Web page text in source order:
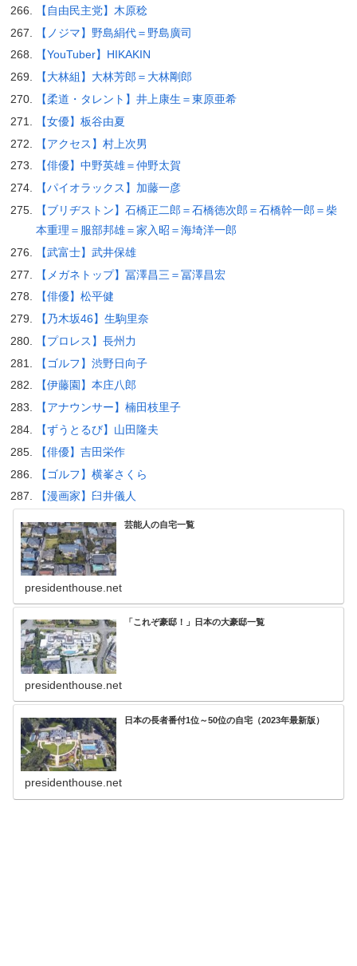
【自由民主党】木原稔
【ノジマ】野島絹代＝野島廣司
【YouTuber】HIKAKIN
【大林組】大林芳郎＝大林剛郎
【柔道・タレント】井上康生＝東原亜希
【女優】板谷由夏
【アクセス】村上次男
【俳優】中野英雄＝仲野太賀
【パイオラックス】加藤一彦
【ブリヂストン】石橋正二郎＝石橋徳次郎＝石橋幹一郎＝柴
本重理＝服部邦雄＝家入昭＝海埼洋一郎
【武富士】武井保雄
【メガネトップ】冨澤昌三＝冨澤昌宏
【俳優】松平健
【乃木坂46】生駒里奈
【プロレス】長州力
【ゴルフ】渋野日向子
【伊藤園】本庄八郎
【アナウンサー】楠田枝里子
【ずうとるび】山田隆夫
【俳優】吉田栄作
【ゴルフ】横峯さくら
【漫画家】臼井儀人
芸能人の自宅一覧
presidenthouse.net
「これぞ豪邸！」日本の大豪邸一覧
presidenthouse.net
日本の長者番付1位～50位の自宅（2023年最新版）
presidenthouse.net